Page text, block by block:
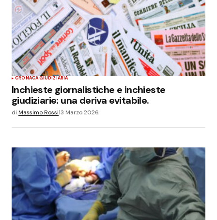
CRONACA GIUDIZIARIA
Inchieste giornalistiche e inchieste
giudiziarie: una deriva evitabile.
di Massimo Rossi13 Marzo 2026